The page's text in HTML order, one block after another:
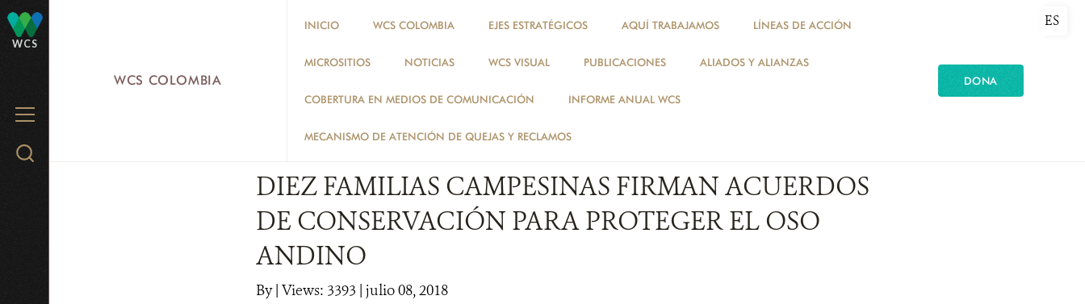
WCS
MENU
Search
WCS COLOMBIA
INICIO WCS COLOMBIA EJES ESTRATÉGICOS AQUÍ TRABAJAMOS LÍNEAS DE ACCIÓN
MICROSITIOS NOTICIAS WCS VISUAL PUBLICACIONES ALIADOS Y ALIANZAS
COBERTURA EN MEDIOS DE COMUNICACIÓN INFORME ANUAL WCS
MECANISMO DE ATENCIÓN DE QUEJAS Y RECLAMOS
DONA
ES
NOTICIAS
DIEZ FAMILIAS CAMPESINAS FIRMAN ACUERDOS
DE CONSERVACIÓN PARA PROTEGER EL OSO
ANDINO
By| Views: 3393 | julio 08, 2018